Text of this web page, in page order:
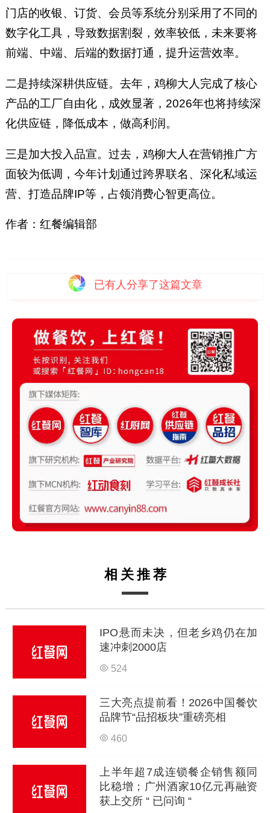
门店的收银、订货、会员等系统分别采用了不同的
数字化工具，导致数据割裂，效率较低，未来要将
前端、中端、后端的数据打通，提升运营效率。
二是持续深耕供应链。去年，鸡柳大人完成了核心
产品的工厂自由化，成效显著，2026年也将持续深
化供应链，降低成本，做高利润。
三是加大投入品宣。过去，鸡柳大人在营销推广方
面较为低调，今年计划通过跨界联名、深化私域运
营、打造品牌IP等，占领消费心智更高位。
作者：红餐编辑部
已有 人分享了这篇文章
相关推荐
IPO悬而未决，但老乡鸡仍在加
速冲刺2000店
524
三大亮点提前看！2026中国餐饮
品牌节“品招板块”重磅亮相
460
上半年超7成连锁餐企销售额同
比稳增；广州酒家10亿元再融资
获上交所 “ 已问询 “